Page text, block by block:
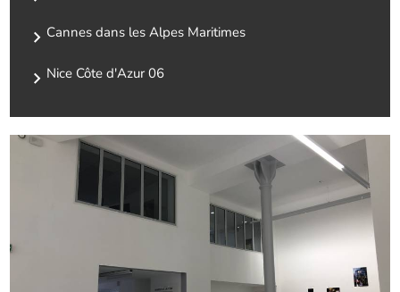
Cannes dans les Alpes Maritimes
Nice Côte d'Azur 06